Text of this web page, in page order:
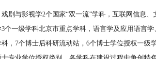
剧与影视学2个国家“双一流”学科，互联网信息
个一级学科北京市重点学科，语言学及应用语言
，7个博士后科研流动站，6个博士学位授权一级